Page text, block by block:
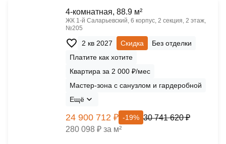
4-комнатная, 88.9 м²
ЖК 1‑й Саларьевский, 6 корпус, 2 секция, 2 этаж,
№205
2 кв 2027 Скидка
Без отделки
Платите как хотите
Квартира за 2 000 ₽/мес
Мастер-зона с санузлом и гардеробной
Ещё
24 900 712 ₽ -19% 30 741 620 ₽
280 098 ₽ за м²